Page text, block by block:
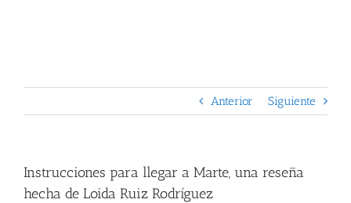
Anterior Siguiente
Instrucciones para llegar a Marte, una reseña
hecha de Loida Ruiz Rodríguez